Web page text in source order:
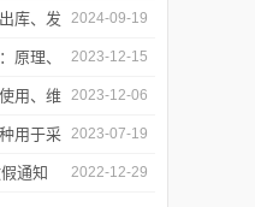
库、发 2024-09-19
原理、 2023-12-15
用、维 2023-12-06
用于采
体样品
2023-07-19
通知 2022-12-29